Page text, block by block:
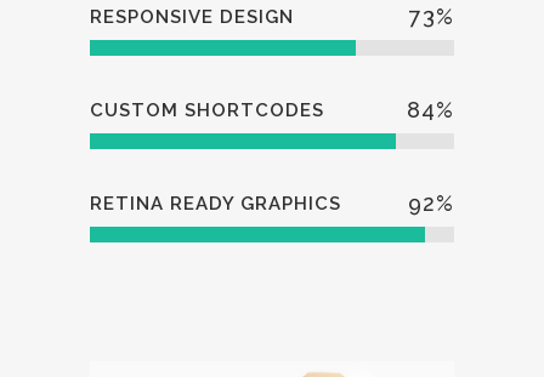
RESPONSIVE DESIGN 73%
CUSTOM SHORTCODES 84%
RETINA READY GRAPHICS 92%